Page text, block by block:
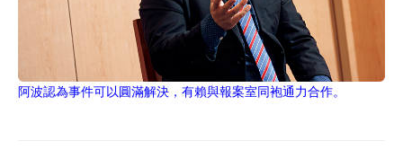
阿波認為事件可以圓滿解決，有賴與報案室同袍通力合作。